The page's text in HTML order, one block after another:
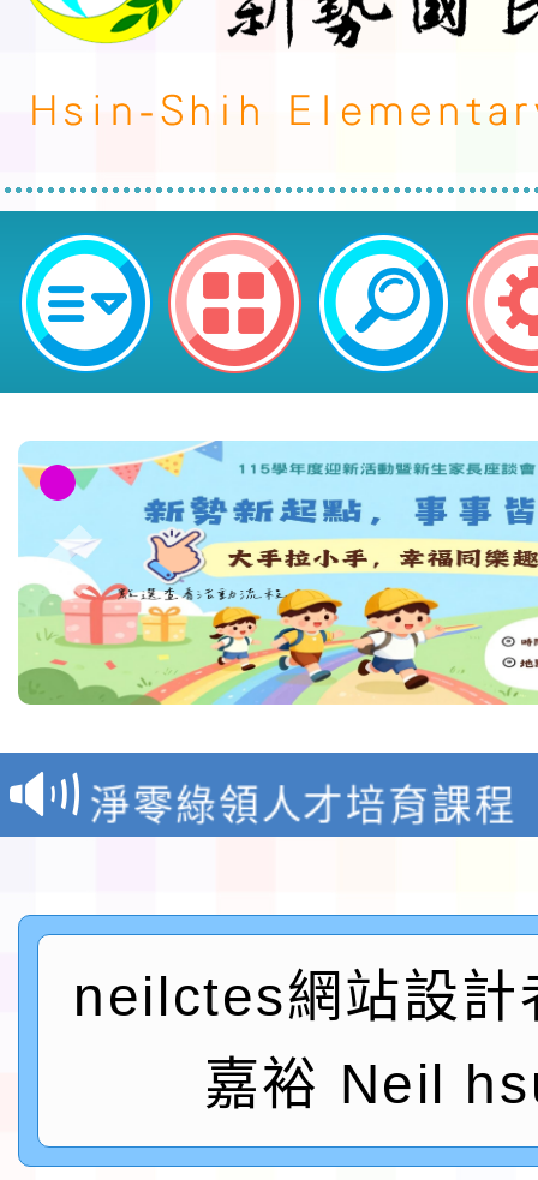
neilctes網站設計者：徐嘉裕
教育部校安中心白海豚
報
淨零綠領人才培育課程
及師生本土語及新住民
實施要點各1份
115年食農教育專業人
程
函轉國家通訊傳播委員
鎮韌性（防空）演習－
速演練執行計畫」
「115年金融知識線上
法」
本校115學年度第1學
neilctes網站設計
嘉裕 Neil